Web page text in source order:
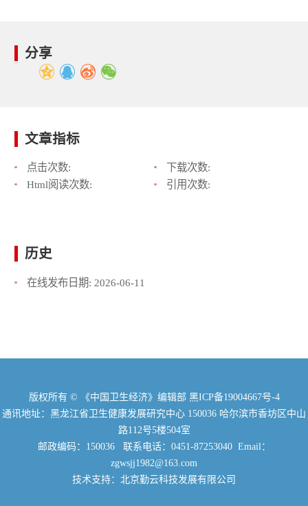
分享
文章指标
点击次数:
下载次数:
Html阅读次数:
引用次数:
历史
在线发布日期: 2026-06-11
版权所有 © 《中国卫生经济》编辑部 黑ICP备19004667号-4
通讯地址：黑龙江省卫生健康发展研究中心 150036 哈尔滨市香坊区中山
路112号5楼504室
邮政编码：150036 联系电话：0451-87253040 Email：
zgwsjj1982@163.com
技术支持：北京勤云科技发展有限公司